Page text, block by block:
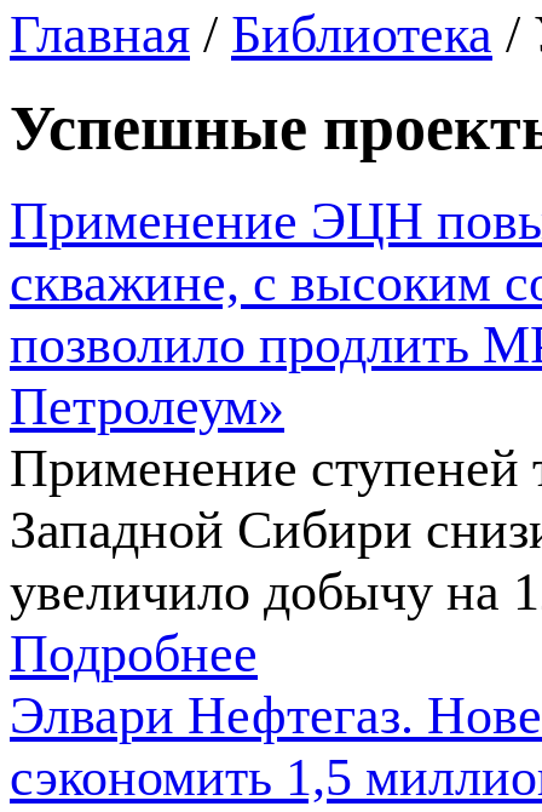
Главная / Библиотека /
Успешные
Применение ЭЦН
скважине, с высоким
позволило продлить
Петролеум»
Применение ступеней
Западной Сибири
увеличило добычу на
Подробнее
Элвари Нефтегаз.
сэкономить 1,5